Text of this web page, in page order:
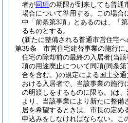
者が同項の期限が到来しても普通
場合について準用する。
この場合
中「前条第3項」とあるのは、「
るものとする。
(新たに整備される普通市営住宅へ
第35条
市営住宅建替事業の施行
住宅の除却前の最終の入居者(当該
項の用途廃止について同項(同条
合を含む。)の規定による国土交
おける入居者で、当該事業の施行
の明渡しをするものに限る。)は
より、当該事業により新たに整備
居を希望するときは、市長の定め
申込みをしなければならない。
こ